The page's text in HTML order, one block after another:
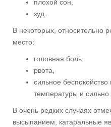
плохой сон,
зуд.
В некоторых, относительно
место:
головная боль,
рвота,
сильное
температуры и
В очень редких случаях
высыпанием, катаральные